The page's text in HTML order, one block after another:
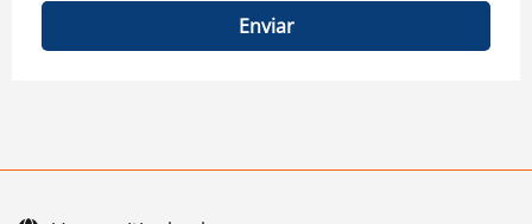
Enviar